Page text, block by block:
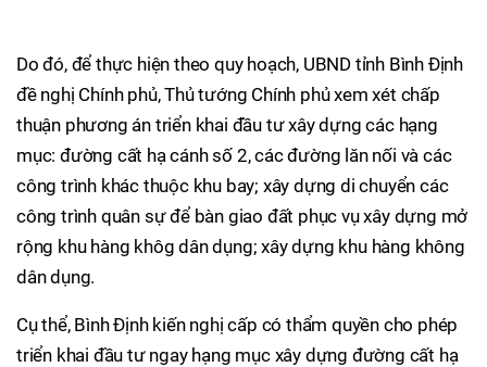
Do đó, để thực hiện theo quy hoạch, UBND tỉnh Bình Định
đề nghị Chính phủ, Thủ tướng Chính phủ xem xét chấp
thuận phương án triển khai đầu tư xây dựng các hạng
mục: đường cất hạ cánh số 2, các đường lăn nối và các
công trình khác thuộc khu bay; xây dựng di chuyển các
công trình quân sự để bàn giao đất phục vụ xây dựng mở
rộng khu hàng khôg dân dụng; xây dựng khu hàng không
dân dụng.
Cụ thể, Bình Định kiến nghị cấp có thẩm quyền cho phép
triển khai đầu tư ngay hạng mục xây dựng đường cất hạ